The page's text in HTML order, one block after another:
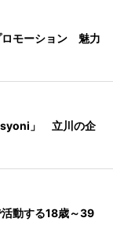
ロモーション 魅力
」 立川の企
動する18歳～39